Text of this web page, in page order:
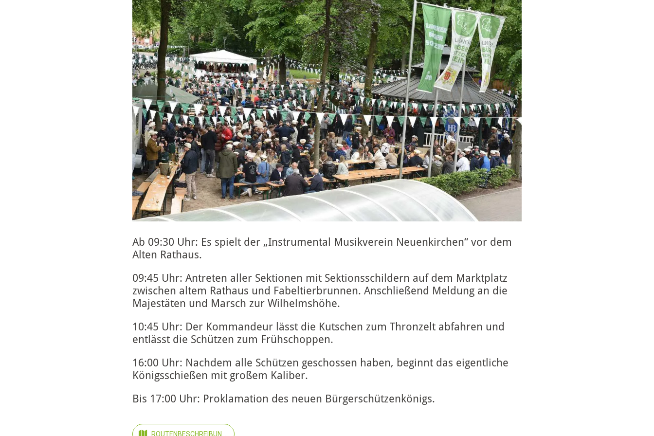
Ab 09:30 Uhr: Es spielt der „Instrumental Musikverein Neuenkirchen“ vor dem
Alten Rathaus.
09:45 Uhr: Antreten aller Sektionen mit Sektionsschildern auf dem Marktplatz
zwischen altem Rathaus und Fabeltierbrunnen. Anschließend Meldung an die
Majestäten und Marsch zur Wilhelmshöhe.
10:45 Uhr: Der Kommandeur lässt die Kutschen zum Thronzelt abfahren und
entlässt die Schützen zum Frühschoppen.
16:00 Uhr: Nachdem alle Schützen geschossen haben, beginnt das eigentliche
Königsschießen mit großem Kaliber.
Bis 17:00 Uhr: Proklamation des neuen Bürgerschützenkönigs.
ROUTENBESCHREIBUNG